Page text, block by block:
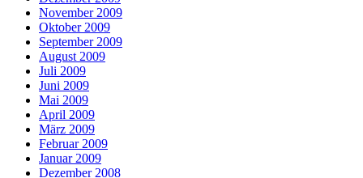
November 2009
Oktober 2009
September 2009
August 2009
Juli 2009
Juni 2009
Mai 2009
April 2009
März 2009
Februar 2009
Januar 2009
Dezember 2008